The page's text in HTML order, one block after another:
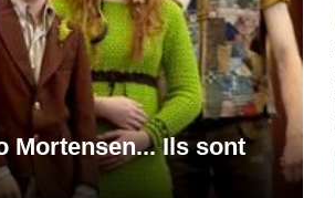
Mortensen... Ils sont